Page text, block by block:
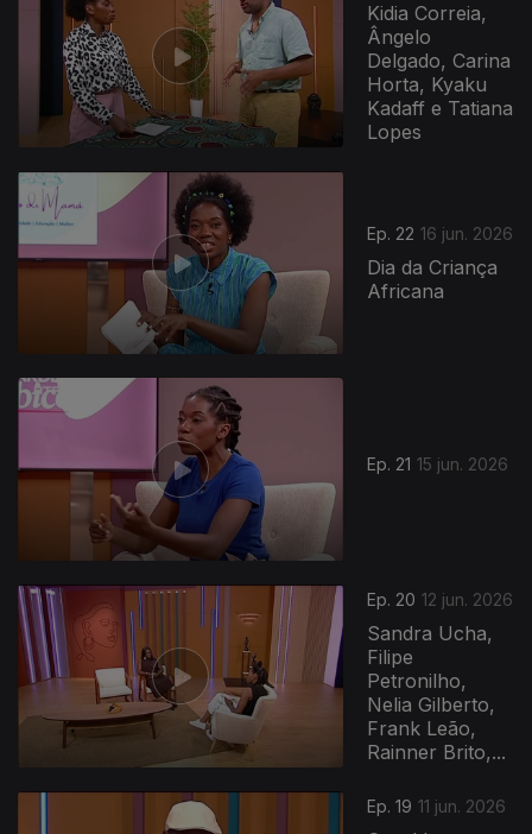
Kidia Correia,
Ângelo
Delgado, Carina
Horta, Kyaku
Kadaff e Tatiana
Lopes
Ep. 22 16 jun. 2026
Dia da Criança
Africana
Ep. 21 15 jun. 2026
Ep. 20 12 jun. 2026
Sandra Ucha,
Filipe
Petronilho,
Nelia Gilberto,
Frank Leão,
Rainner Brito,...
Ep. 19 11 jun. 2026